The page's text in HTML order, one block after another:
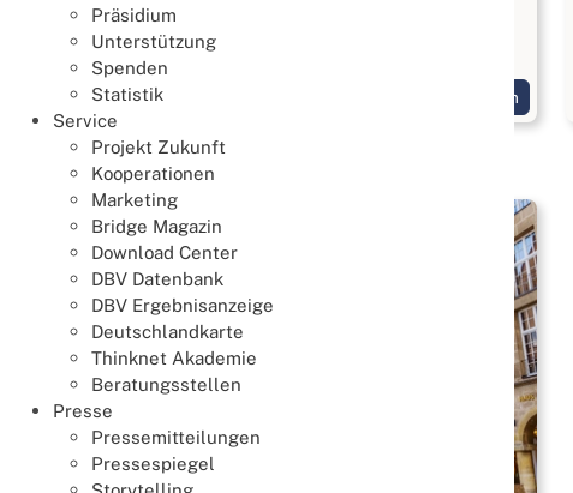
Präsidium
Unterstützung
Spenden
Statistik
Service
Projekt Zukunft
Kooperationen
Marketing
Bridge Magazin
Download Center
DBV Datenbank
DBV Ergebnisanzeige
Deutschlandkarte
Thinknet Akademie
Beratungsstellen
Presse
Pressemitteilungen
Pressespiegel
Zwei neue Thinknets zur DBV Webseite und DBV
Datenbank
Weiterlesen